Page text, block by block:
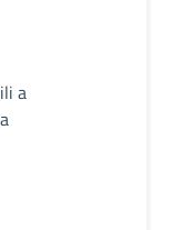
a